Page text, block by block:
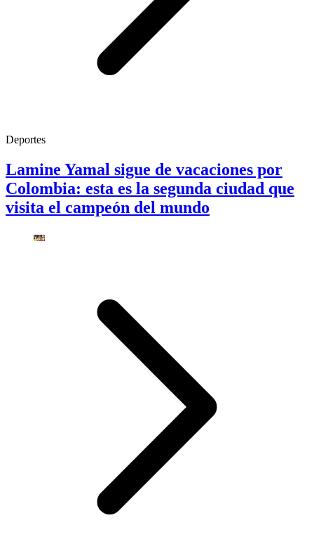
Deportes
Lamine Yamal sigue de vacaciones por
Colombia: esta es la segunda ciudad que
visita el campeón del mundo